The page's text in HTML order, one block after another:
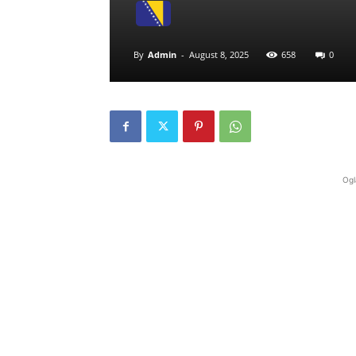
By Admin - August 8, 2025 658 0